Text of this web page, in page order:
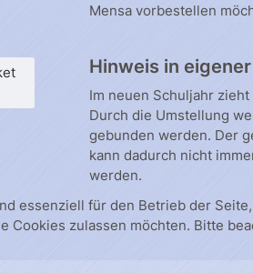
Mensa vorbestellen
Hinweis in
Im neuen Schuljahr
Durch die Umstellung
gebunden werden. Der
kann dadurch nicht
werden.
essenziell für den Betrieb der
Cookies zulassen möchten. Bitte